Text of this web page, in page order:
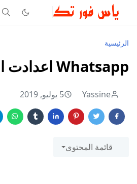
الرئيسية
Whatsapp اعدادت الخصوصية
Yassine 5 يوليو, 2019
قائمة المحتوى